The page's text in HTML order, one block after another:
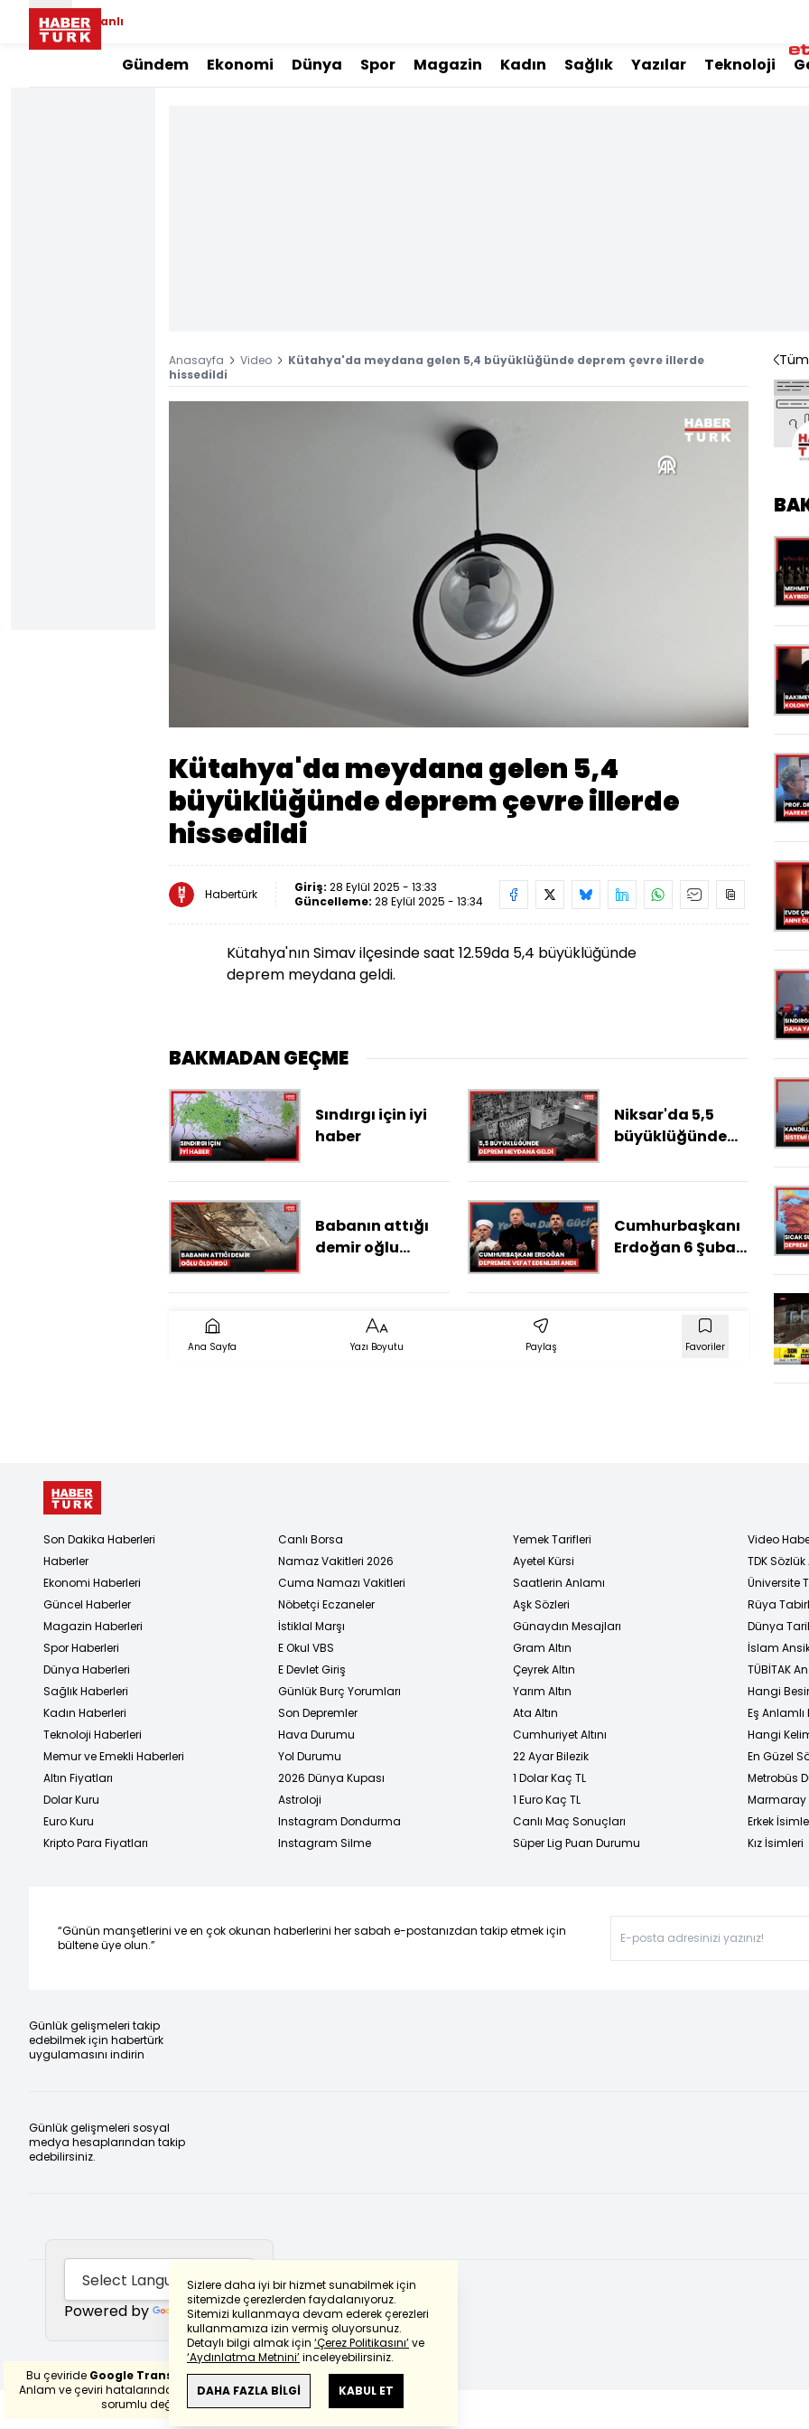
Canlı
Gündem Ekonomi Dünya Spor Magazin Kadın Sağlık Yazılar Teknoloji
Anasayfa Video
Kütahya'da meydana gelen 5,4 büyüklüğünde deprem çevre illerde
hissedildi
Yüklendi
Kütahya'da meydana gelen 5,4
büyüklüğünde deprem çevre illerde
hissedildi
Habertürk Giriş: 28 Eylül 2025 - 13:33
Güncelleme: 28 Eylül 2025 - 13:34
Kütahya'nın Simav ilçesinde saat 12.59da 5,4 büyüklüğünde
deprem meydana geldi.
BAKMADAN GEÇME
Sındırgı için iyi
haber
Niksar'da 5,5
büyüklüğünde
meydana geldi
Babanın attığı
demir oğlu
Cumhurbaşkanı
Erdoğan 6 Şubat
hayatını
Ana Sayfa Yazı Boyutu Paylaş Favoriler
Sizlere daha iyi bir hizmet sunabilmek için
sitemizde çerezlerden faydalanıyoruz.
Sitemizi kullanmaya devam ederek çerezleri
kullanmamıza izin vermiş oluyorsunuz.
Detaylı bilgi almak için ‘Çerez Politikasını’ve
‘Aydınlatma Metnini’inceleyebilirsiniz.
DAHA FAZLA BİLGİ KABUL ET
Son Dakika Haberleri
Haberler
Ekonomi Haberleri
Güncel Haberler
Magazin Haberleri
Spor Haberleri
Dünya Haberleri
Sağlık Haberleri
Kadın Haberleri
Teknoloji Haberleri
Memur ve Emekli Haberleri
Altın Fiyatları
Dolar Kuru
Euro Kuru
Kripto Para Fiyatları
Canlı Borsa
Namaz Vakitleri 2026
Cuma Namazı Vakitleri
Nöbetçi Eczaneler
İstiklal Marşı
E Okul VBS
E Devlet Giriş
Günlük Burç Yorumları
Son Depremler
Hava Durumu
Yol Durumu
2026 Dünya Kupası
Astroloji
Instagram Dondurma
Instagram Silme
Yemek Tarifleri
Ayetel Kürsi
Saatlerin Anlamı
Aşk Sözleri
Günaydın Mesajları
Gram Altın
Çeyrek Altın
Yarım Altın
Ata Altın
Cumhuriyet Altını
22 Ayar Bilezik
1 Dolar Kaç TL
1 Euro Kaç TL
Canlı Maç Sonuçları
Süper Lig Puan Durumu
Video
TDK
Üniversite
Rüya
Dünya
İslam
TÜBİTAK
Hangi
Eş
Hangi
En Güzel
Metrobüs
Marmaray
Erkek
Kız İsimleri
“Günün manşetlerini ve en çok okunan haberlerini her sabah e-postanızdan takip etmek için
bültene üye olun.”
Günlük gelişmeleri takip
edebilmek için habertürk
uygulamasını indirin
Günlük gelişmeleri sosyal
medya hesaplarından takip
edebilirsiniz.
Powered by Translate
Bu çeviride Google Transletekullanılmıştır.
Anlam ve çeviri hatalarından
haberturk.com
sorumlu değildir.